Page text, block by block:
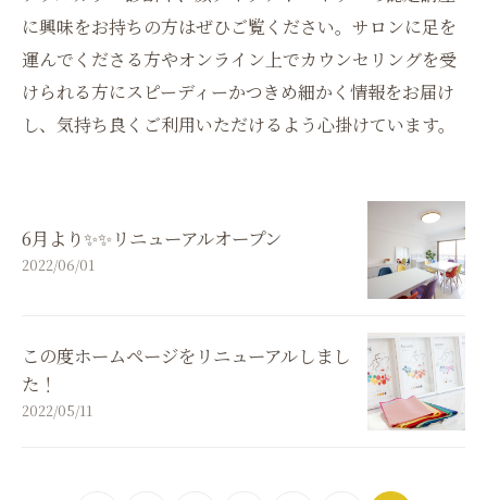
に興味をお持ちの方はぜひご覧ください。サロンに足を
運んでくださる方やオンライン上でカウンセリングを受
けられる方にスピーディーかつきめ細かく情報をお届け
し、気持ち良くご利用いただけるよう心掛けています。
6月より✨✨リニューアルオープン
2022/06/01
この度ホームページをリニューアルしまし
た！
2022/05/11